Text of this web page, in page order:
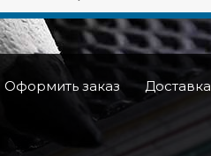
Оформить заказ Доставка